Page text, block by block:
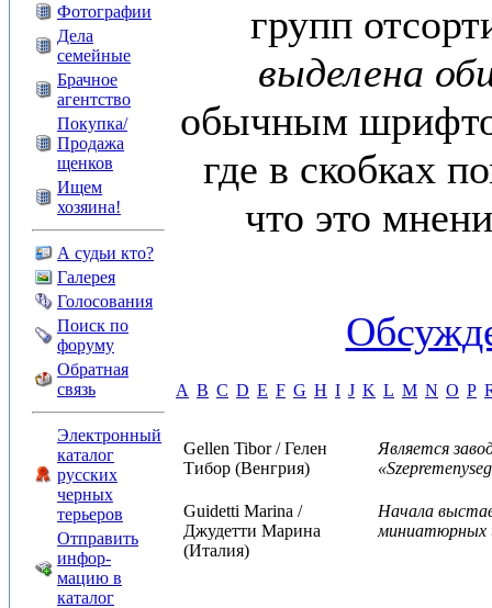
Фотографии
Дела
семейные
Брачное
агентство
Покупка/
Продажа
щенков
Ищем
хозяина!
А судьи кто?
Галерея
Голосования
Поиск по
форуму
Обратная
связь
Электронный
каталог
русских
черных
терьеров
Отправить
инфор-
мацию в
каталог
групп
выделена
обычным
где в скобках
что это
A B C D E F G H I J K L M N O P
Gellen Tibor / Гелен
Тибор (Венгрия)
Является
Guidetti Marina /
Джудетти Марина
(Италия)
Начала
миниатюрных